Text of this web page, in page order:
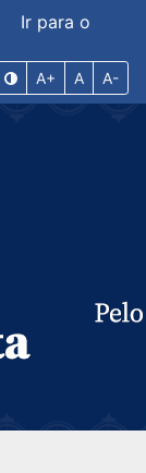
Ir para o
A+ A A-